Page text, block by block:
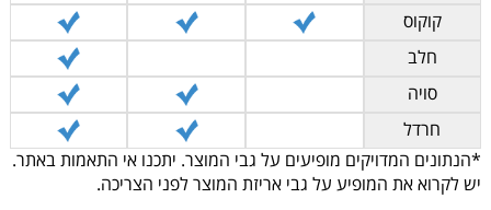
קוקוס
חלב
סויה
חרדל
*הנתונים המדויקים מופיעים על גבי המוצר. יתכנו אי התאמות באתר.
יש לקרוא את המופיע על גבי אריזת המוצר לפני הצריכה.